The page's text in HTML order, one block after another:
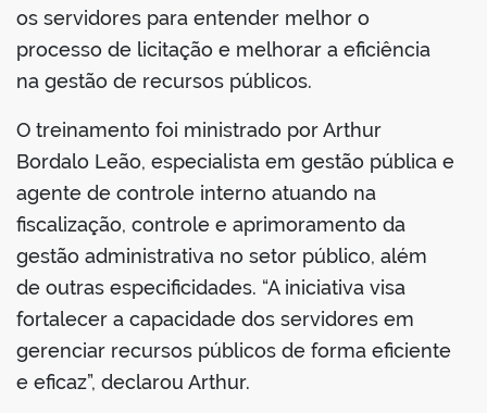
os servidores para entender melhor o
processo de licitação e melhorar a eficiência
na gestão de recursos públicos.
O treinamento foi ministrado por Arthur
Bordalo Leão, especialista em gestão pública e
agente de controle interno atuando na
fiscalização, controle e aprimoramento da
gestão administrativa no setor público, além
de outras especificidades. “A iniciativa visa
fortalecer a capacidade dos servidores em
gerenciar recursos públicos de forma eficiente
e eficaz”, declarou Arthur.